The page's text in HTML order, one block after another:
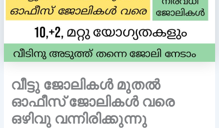
വീട്ടു ജോലികൾ മുതൽ
ഓഫീസ് ജോലികൾ വരെ
ഒഴിവു വന്നിരിക്കുന്നു